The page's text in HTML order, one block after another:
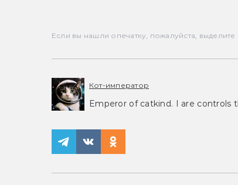
Если вы нашли опечатку, пожалуйста,
Кот-император
Emperor of catkind. I are controls